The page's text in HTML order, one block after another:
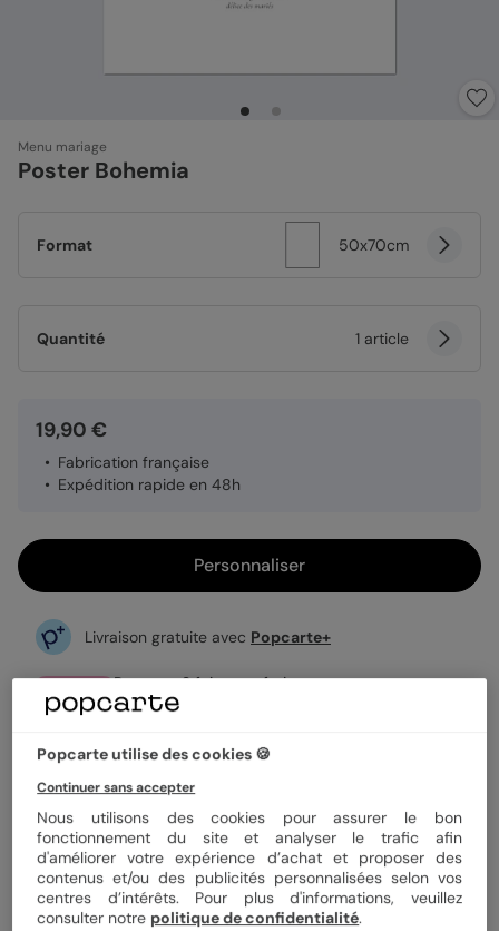
Menu mariage
Poster Bohemia
Format 50x70cm
Quantité 1 article
19,90 €
Fabrication française
Expédition rapide en 48h
Personnaliser
Livraison gratuite avec Popcarte+
Payez en 3 fois sans frais
En savoir plus
Informations produit
Personnalisez votre menu Poster Bohemia, pour mettre les
petits plats dans les grands.
Les formats pliés sont idéaux pour se poser directement
sur la table, les formats simples pourront être déposés sur
les assiettes ou placer sur un support .
Livraison & délais
Livré avec amour !
Nos produits sont expédiés et livrés avec soin en quelques
Nos engagements
Popcarte utilise des cookies 🍪
Continuer sans accepter
Nous utilisons des cookies pour assurer le bon
fonctionnement du site et analyser le trafic afin
d'améliorer votre expérience d’achat et proposer des
contenus et/ou des publicités personnalisées selon vos
centres d’intérêts. Pour plus d'informations, veuillez
consulter notre politique de confidentialité.